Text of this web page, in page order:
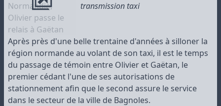
transmission taxi
Après près d'une belle trentaine d'années à silloner la
région normande au volant de son taxi, il est le temps
du passage de témoin entre Olivier et Gaëtan, le
premier cédant l'une de ses autorisations de
stationnement afin que le second assure le service
dans le secteur de la ville de Bagnoles.